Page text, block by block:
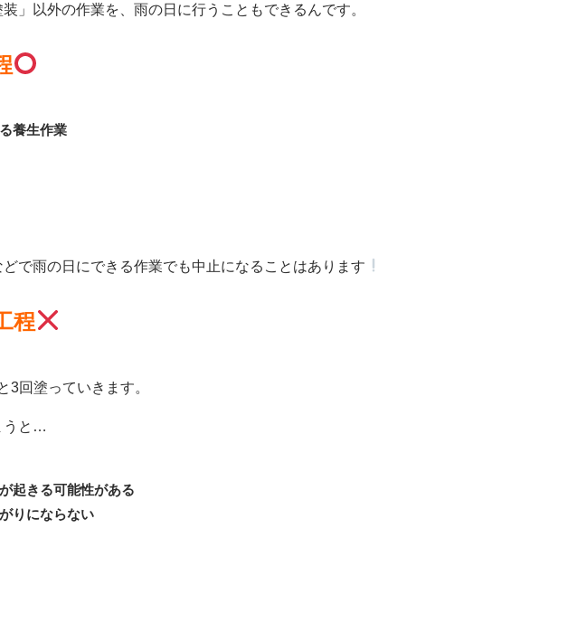
」以外の作業を、雨の日に行うこともできるんです。
養生作業
で雨の日にできる作業でも中止になることはあります
程
3回塗っていきます。
うと…
起きる可能性がある
りにならない